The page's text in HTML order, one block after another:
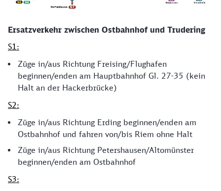
Ersatzverkehr zwischen Ostbahnhof und Trudering
S1:
Züge in/aus Richtung Freising/Flughafen
beginnen/enden am Hauptbahnhof Gl. 27-35 (kein
Halt an der Hackerbrücke)
S2:
Züge in/aus Richtung Erding beginnen/enden am
Ostbahnhof und fahren von/bis Riem ohne Halt
Züge in/aus Richtung Petershausen/Altomünster
beginnen/enden am Ostbahnhof
S3: